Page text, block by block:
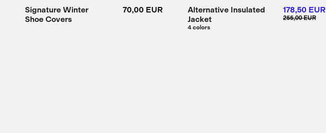
Signature Winter
Shoe Covers
70,00 EUR
Alternative Insulated
Jacket
4 colors
178,50 EUR
255,00 EUR